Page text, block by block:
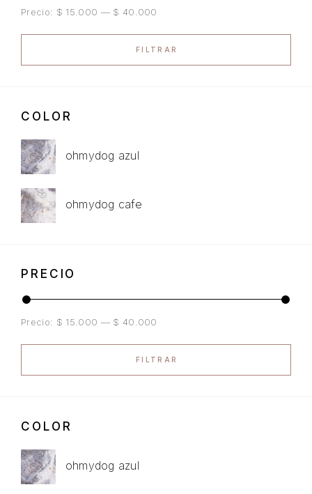
FILTRAR
Precio: $ 15.000 — $ 40.000
COLOR
ohmydog azul
ohmydog cafe
PRECIO
FILTRAR
Precio: $ 15.000 — $ 40.000
COLOR
ohmydog azul